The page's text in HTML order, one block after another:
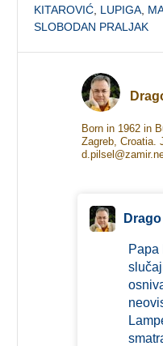
KITAROVIĆ LUPIGA
SLOBODAN PRALJAK
Born in 1962 in
Zagreb, Croatia.
Papa